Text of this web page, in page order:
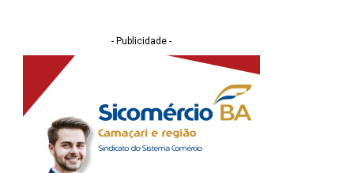
- Publicidade -